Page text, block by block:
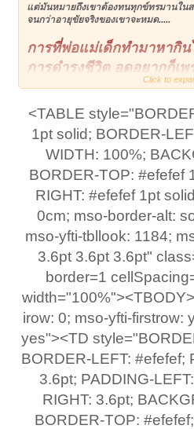
แต่มันหมายถึงเขาต้องทนทุกข์ทรมานใน
จนกว่าอายุขัยจริงของเขาจะหมด.....
การที่พ่อแม่เด็กทำมาหากิ
การดำรงชีวิต อดอยากก็เพร
ลูกที่ตายไปแล้วเขาก็อดอยากเพราะการ
อดอยากตามไปด้วย.....
วิธีแก้ไขคือ ให้หาข้าวปลาอาหา
เขาได้กิน...(ทุกวัน)
ทำเสมือนว่าเขายังมีชีวิตอยู่....ตั้งชื่อเขาซ
ที่พ่อ แม่จัดให้นะลูก.....
เมื่อเขามีกินไม่อดอยากต่อไปเ
ผิดพลาดเจริญก้าวหน้าได้ในภาย
ใครที่คิดจะทำแท้งขอให้คิ
ไม่ว่าจะเป็นกรณีโดนข่มขืนแล้วท้อง ก็ไม่
ความผิดที่เราจะต้องไปฆ่าเขา.... กรรมเ
กรรมไป...แต่อย่าไปสร้างกรรมใ
Click to
<TABLE
1pt solid; BORDER-
WIDTH: 100%;
BORDER-TOP: #efefef
RIGHT: #efefef 1pt
0cm; mso-border-alt:
mso-yfti-tbllook: 1184;
3.6pt 3.6pt 3.6pt"
border=1
irow: 0; mso-yfti-firstrow:
yes"><TD
BORDER-LEFT: #efefef;
3.6pt; PADDING-
RIGHT: 3.6pt;
BORDER-TOP: